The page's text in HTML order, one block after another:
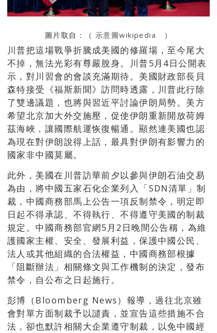
圖片取自：（ 示意圖wikipedia ）
川普把這場戰爭折騰成美國的修羅場，至今尾大
不掉，無法光彩有尊嚴脫身。
川普5月4日公開表
示，對川習會的會談充滿期待。 美國財政部長貝
森特接受《福斯新聞》訪問時透露，川普此行除
了雙邊議題，也將與習近平討論伊朗局勢。美方
希望北京加大外交施壓，促使伊朗重新開放荷姆
茲海峽，讓國際航運恢復暢通。顯然連美國也認
為現在對伊朗說得上話，最具對伊朗有影響力的
國家非中國莫屬。
此外，美國在川普訪華前夕以參與伊朗石油交易
為由，將中國五家石化企業列入「SDN清單」制
裁，中國商務部馬上公告一項反制禁令，明定即
日起不得承認、不得執行、不得遵守美國的制裁
規定。 中國商務部官網5月2日晚間公告稱，為維
護國家主權、安全、發展利益，保護中國公民、
法人或其他組織的合法權益，中國商務部根據
「阻斷辦法」相關條文與工作機制的決定，發布
禁令，自公布之日起施行。
彭博（Bloomberg News）報導，過往北京雖
會對單方面制裁予以譴責，並宣告這些措施不合
法，卻也默許相關大企業遵守制裁，以免中國經